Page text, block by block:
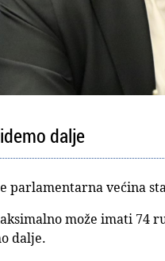
dalje
parlamentarna većina
može imati 74
dalje.